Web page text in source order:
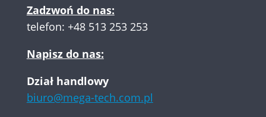
Zadzwoń do nas:
telefon: +48 513 253 253
Napisz do nas:
Dział handlowy
biuro@mega-tech.com.pl